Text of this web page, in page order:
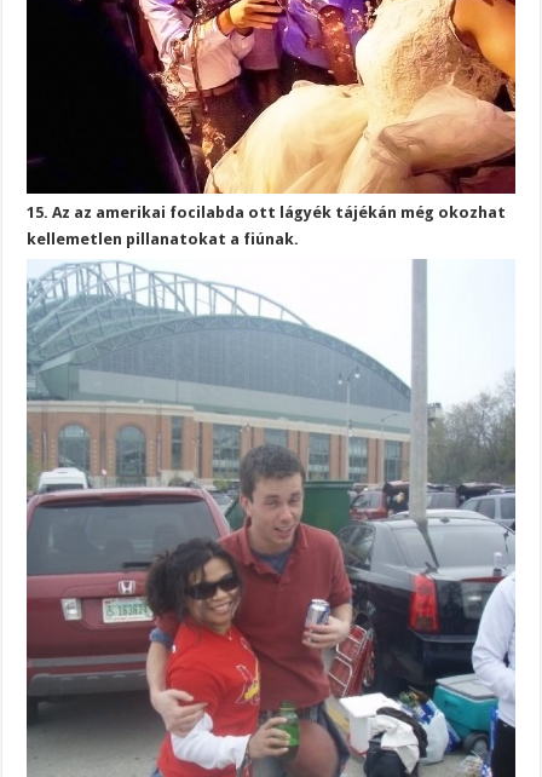
15. Az az amerikai focilabda ott lágyék tájékán még okozhat
kellemetlen pillanatokat a fiúnak.